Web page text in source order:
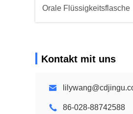
Orale Flüssigkeitsflasche
Kontakt mit uns
86-028-88742588